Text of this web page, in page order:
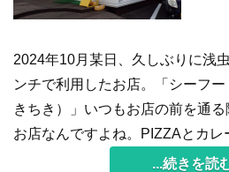
2024年10月某日、久しぶりに浅
ンチで利用したお店。「シーフ
きちき）」いつもお店の前を通
お店なんですよね。PIZZAとカレ
...続きを読